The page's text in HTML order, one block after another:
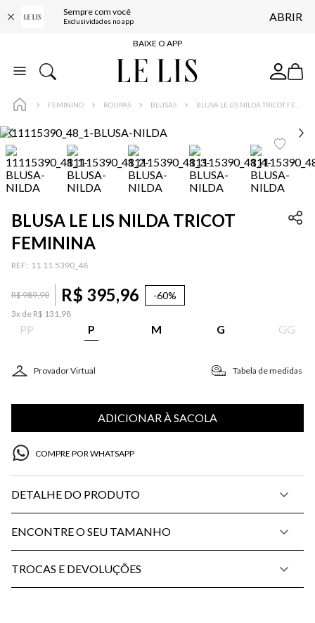
Sempre com você
Exclusividades no app ABRIR
FRETE GRÁTIS*
BAIXE O APP
10% OFF NA PRIMEIRA COMPRA*
FRETE GRÁTIS*
BAIXE O APP
10% OFF NA PRIMEIRA COMPRA*
FEMININO ROUPAS BLUSAS
BLUSA LE LIS NILDA TRICOT
FEMININA
: 11.11.5390_48
R$989,90 R$ 395,96 -60%
3x de R$ 131,98
PP P M G GG
Provador Virtual Tabela de medidas
ADICIONAR À SACOLA
COMPRE POR WHATSAPP
DETALHE DO PRODUTO
ENCONTRE O SEU TAMANHO
TROCAS E DEVOLUÇÕES